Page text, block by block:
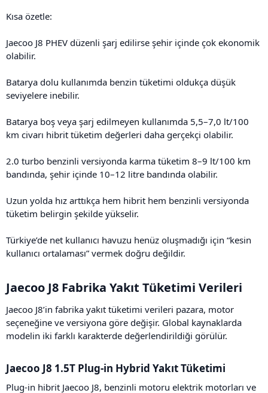
Kısa özetle:
Jaecoo J8 PHEV düzenli şarj edilirse şehir içinde çok ekonomik
olabilir.
Batarya dolu kullanımda benzin tüketimi oldukça düşük
seviyelere inebilir.
Batarya boş veya şarj edilmeyen kullanımda 5,5–7,0 lt/100
km civarı hibrit tüketim değerleri daha gerçekçi olabilir.
2.0 turbo benzinli versiyonda karma tüketim 8–9 lt/100 km
bandında, şehir içinde 10–12 litre bandında olabilir.
Uzun yolda hız arttıkça hem hibrit hem benzinli versiyonda
tüketim belirgin şekilde yükselir.
Türkiye’de net kullanıcı havuzu henüz oluşmadığı için “kesin
kullanıcı ortalaması” vermek doğru değildir.
Jaecoo J8 Fabrika Yakıt Tüketimi Verileri​
Jaecoo J8’in fabrika yakıt tüketimi verileri pazara, motor
seçeneğine ve versiyona göre değişir. Global kaynaklarda
modelin iki farklı karakterde değerlendirildiği görülür.
Jaecoo J8 1.5T Plug-in Hybrid Yakıt Tüketimi​
Plug-in hibrit Jaecoo J8, benzinli motoru elektrik motorları ve